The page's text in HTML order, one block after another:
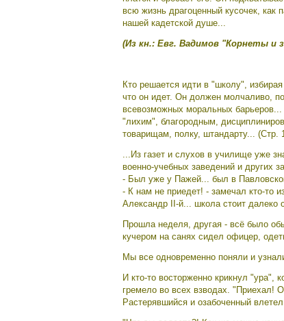
всю жизнь драгоценный кусочек, как
нашей кадетской душе...
(Из кн.: Евг. Вадимов "Корнеты и
Кто решается идти в "школу",
что он идет. Он должен молчаливо,
всевозможных моральных
"лихим", благородным,
товарищам, полку, штандарту... (Стр.
...Из газет и слухов в училище уже
военно-учебных заведений и других
- Был уже у Пажей... был в
- К нам не приедет! - замечал кто-то
Александр II-й... школа стоит далеко
Прошла неделя, другая - всё было
кучером на санях сидел офицер,
Мы все одновременно поняли и
И кто-то восторженно крикнул "ура",
гремело во всех взводах. "Приехал!
Растерявшийся и озабоченный